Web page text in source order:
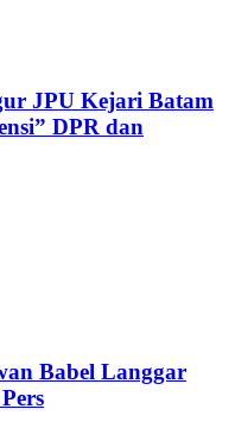
JPU Kejari Batam
DPR dan
Babel Langgar